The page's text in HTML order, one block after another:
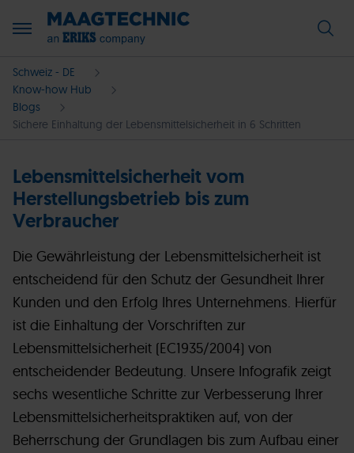
Schweiz - DE
Know-how Hub
Blogs
Sichere Einhaltung der Lebensmittelsicherheit in 6 Schritten
Lebensmittelsicherheit vom
Herstellungsbetrieb bis zum
Verbraucher
Die Gewährleistung der Lebensmittelsicherheit ist
entscheidend für den Schutz der Gesundheit Ihrer
Kunden und den Erfolg Ihres Unternehmens. Hierfür
ist die Einhaltung der Vorschriften zur
Lebensmittelsicherheit (EC1935/2004) von
entscheidender Bedeutung. Unsere Infografik zeigt
sechs wesentliche Schritte zur Verbesserung Ihrer
Lebensmittelsicherheitspraktiken auf, von der
Beherrschung der Grundlagen bis zum Aufbau einer